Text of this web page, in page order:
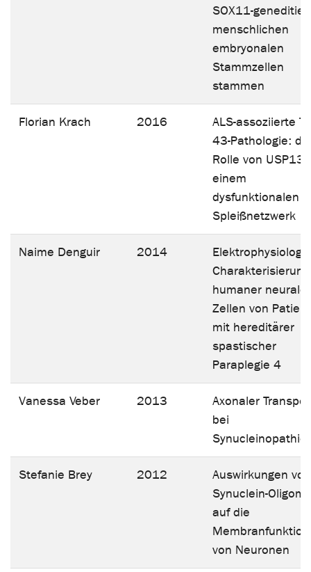
SOX11-
menschlichen
embryonalen
Stammzellen
stammen
Florian Krach 2016
ALS-assoziierte
43-Pathologie: die
Rolle von USP13
einem
dysfunktionalen
Spleißnetzwerk
Naime Denguir 2014
Charakterisierung
humaner neuraler
Zellen von
mit hereditärer
spastischer
Paraplegie 4
Vanessa Veber 2013
Axonaler
bei
Stefanie Brey 2012
Auswirkungen
Synuclein-
auf die
Membranfunktion
von Neuronen